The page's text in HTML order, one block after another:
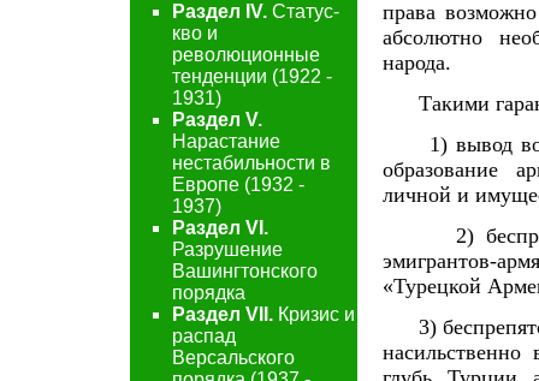
Раздел IV.Статус-
кво и
революционные
тенденции (1922 -
1931)
Раздел V.
Нарастание
нестабильности в
Европе (1932 -
1937)
Раздел VI.
Разрушение
Вашингтонского
порядка
Раздел VII.Кризис и
распад
Версальского
права
абсолютно
народа.
Такими
1) вывод
образование
личной и
2)
эмигрантов-
«Турецкой
3)